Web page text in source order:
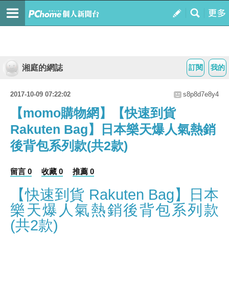
我的
訂閱
湘庭的網誌
2017-10-09 07:22:02 s8p8d7e8y4
【momo購物網】【快速到貨
Rakuten Bag】日本樂天爆人氣熱銷
後背包系列款(共2款)
留言 0 收藏 0 推薦 0
【快速到貨 Rakuten Bag】日本
樂天爆人氣熱銷後背包系列款
(共2款)